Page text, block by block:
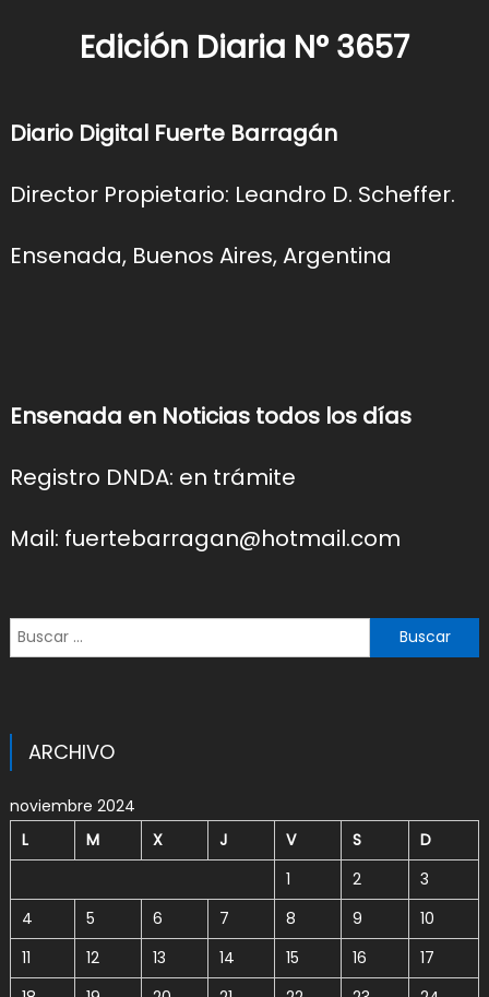
Edición Diaria N° 3657
Diario Digital Fuerte Barragán
Director Propietario: Leandro D. Scheffer.
Ensenada, Buenos Aires, Argentina
Ensenada en Noticias todos los días
Registro DNDA: en trámite
Mail: fuertebarragan@hotmail.com
Buscar:
ARCHIVO
noviembre 2024
L
M X J V S
D
1
2
3
4
5 6 7 8 9
10
11
12 13 14 15 16
17